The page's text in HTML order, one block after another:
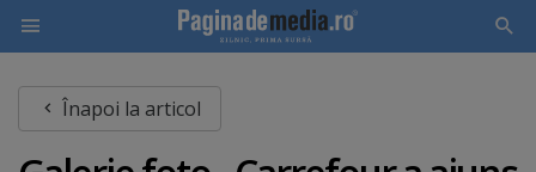
main
Înapoi la articol